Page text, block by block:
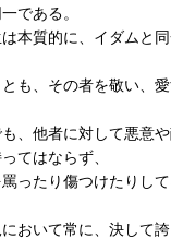
である。
本質的に、イダムと
も、その者を敬い、
、他者に対して悪意や
てはならず、
ったり傷つけたりして
おいて常に、決して